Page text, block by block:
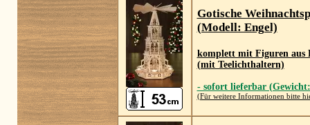
Gotische
(Modell: Engel)
komplett mit Figuren aus
(mit Teelichthaltern)
- sofort lieferbar
(Für weitere Informationen bitte